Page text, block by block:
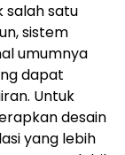
salah satu
sistem
umumnya
dapat
Untuk
desain
yang lebih